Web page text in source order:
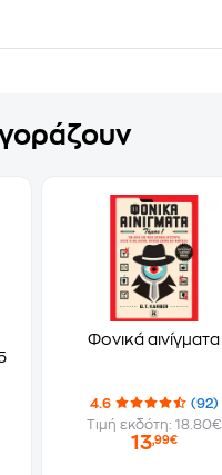
Φονικά αινίγματα
4.6
(92)
Τιμή εκδότη: 18.80€
13,99€